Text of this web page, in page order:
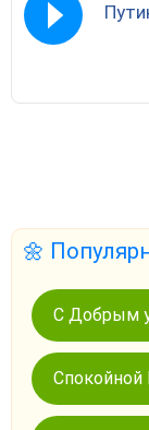
🌼
С Добрым
Спокойной